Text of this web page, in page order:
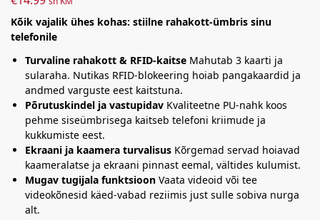
Kõik vajalik ühes kohas: stiilne rahakott-ümbris sinu
telefonile
Turvaline rahakott & RFID-kaitse Mahutab 3 kaarti ja
sularaha. Nutikas RFID-blokeering hoiab pangakaardid ja
andmed varguste eest kaitstuna.
Põrutuskindel ja vastupidav Kvaliteetne PU-nahk koos
pehme siseümbrisega kaitseb telefoni kriimude ja
kukkumiste eest.
Ekraani ja kaamera turvalisus Kõrgemad servad hoiavad
kaameralatse ja ekraani pinnast eemal, vältides kulumist.
Mugav tugijala funktsioon Vaata videoid või tee
videokõnesid käed-vabad reziimis just sulle sobiva nurga
alt.